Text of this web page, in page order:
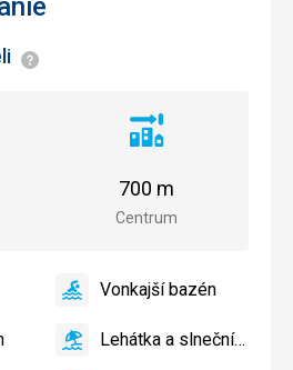
Informácie
Vzdialenosť
centra
Centrum
700 m
VonkajšíVonkajší bazén
áno
LehátkaLehátka a slnečníky pri
áno